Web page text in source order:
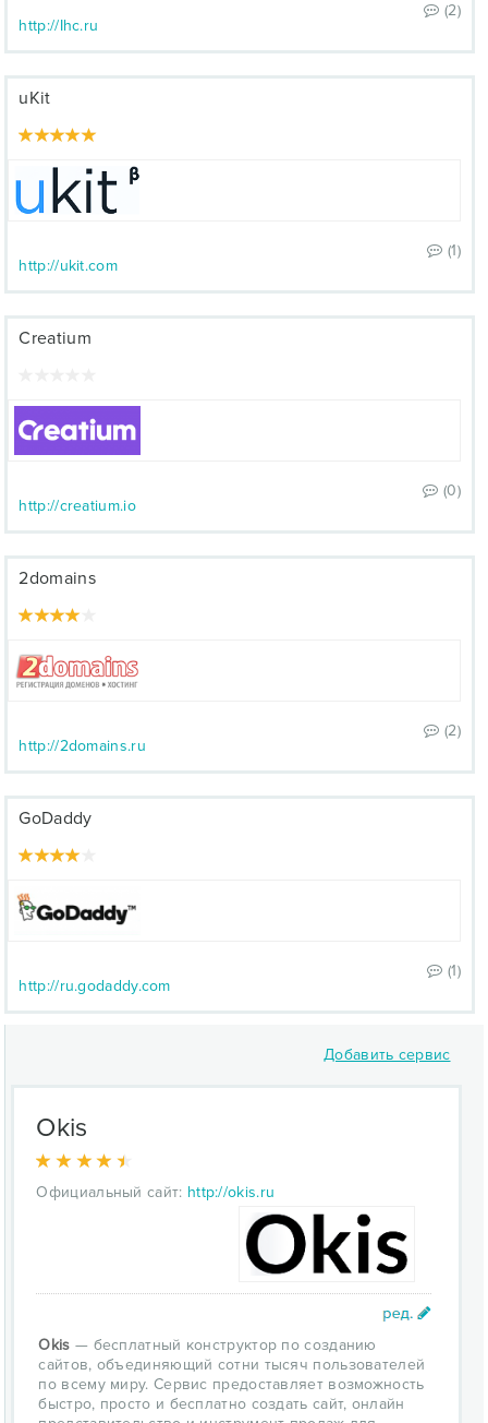
(2)
http://Ihc.ru
uKit
(1)
http://ukit.com
Creatium
(0)
http://creatium.io
2domains
(2)
http://2domains.ru
GoDaddy
(1)
http://ru.godaddy.com
Добавить сервис
Okis
Официальный сайт: http://okis.ru
Okis — бесплатный конструктор по созданию
сайтов, объединяющий сотни тысяч пользователей
по всему миру. Сервис предоставляет возможность
быстро, просто и бесплатно создать сайт, онлайн